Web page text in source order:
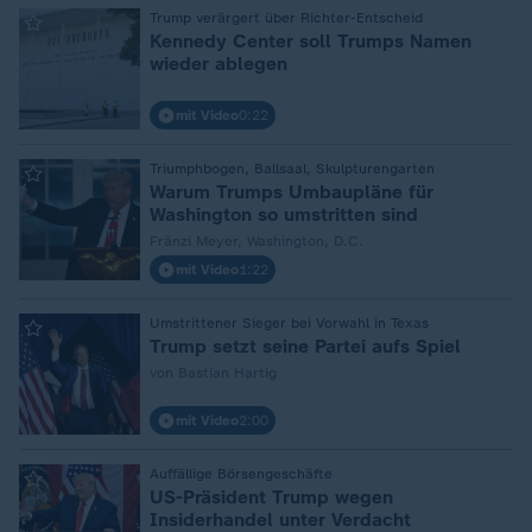
Trump verärgert über Richter-Entscheid
Kennedy Center soll Trumps Namen
wieder ablegen
mit Video0:22
Triumphbogen, Ballsaal, Skulpturengarten
Warum Trumps Umbaupläne für
Washington so umstritten sind
mit Video 1:22
Umstrittener Sieger bei Vorwahl in Texas
:
Trump setzt seine Partei aufs Spiel
mit Video2:00
Auffällige Börsengeschäfte
US-Präsident Trump wegen
Insiderhandel unter Verdacht